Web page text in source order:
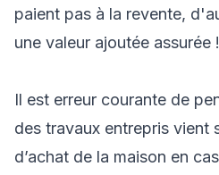
paient pas à la revente,
une valeur ajoutée assurée !
Il est erreur courante de
des travaux entrepris vient
d’achat de la maison en